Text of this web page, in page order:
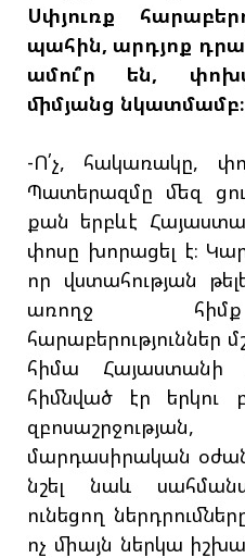
Սփյուռք
պահին, արդյոք
ամու՞ր են,
միմյանց նկատմամբ։
-Ո՛չ, հակառակը,
Պատերազմը մեզ
քան երբևէ
փոսը խորացել է։
որ վստահության
առողջ
հարաբերություններ
հիմա Հայաստանի
հիմնված էր երկու
մարդասիրական
նշել նաև
ունեցող
ոչ միայն ներկա